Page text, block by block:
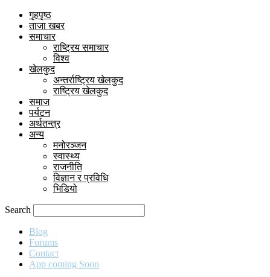
गृहपृष्ठ
ताजा खबर
समाचार
राष्ट्रिय समाचार
विश्व
खेलकुद
अन्तर्राष्ट्रिय खेलकुद
राष्ट्रिय खेलकुद
समाज
पर्यटन
अर्थतन्त्र
अन्य
मनोरञ्जन
स्वास्थ्य
राजनीति
विज्ञान र प्रविधि
भिडियो
Search
Blog
Forums
Contact
App coming Soon